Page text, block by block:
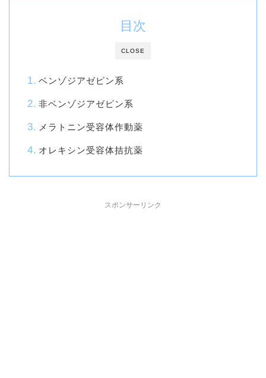
CLOSE
目次
ベンゾジアゼピン系
非ベンゾジアゼピン系
メラトニン受容体作動薬
オレキシン受容体拮抗薬
スポンサーリンク